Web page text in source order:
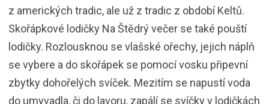
z amerických tradic, ale už z tradic z období Keltů.
Skořápkové lodičky Na Štědrý večer se také pouští
lodičky. Rozlousknou se vlašské ořechy, jejich náplň
se vybere a do skořápek se pomocí vosku připevní
zbytky dohořelých svíček. Mezitím se napustí voda
do umyvadla, či do lavoru, zapálí se svíčky v lodičkách